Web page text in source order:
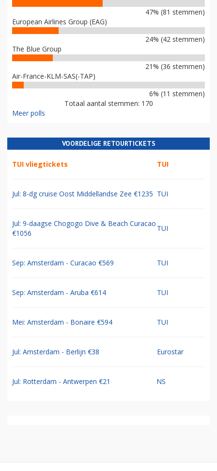
47% (81 stemmen)
European Airlines Group (EAG)
24% (42 stemmen)
The Blue Group
21% (36 stemmen)
Air-France-KLM-SAS(-TAP)
6% (11 stemmen)
Totaal aantal stemmen: 170
Meer polls
VOORDELIGE RETOURTICKETS
TUI vliegtickets TUI
Jul: 8-dg cruise Oost Middellandse Zee €1235 TUI
Jul: 9-daagse Chogogo Dive & Beach Curacao
€1056
TUI
Sep: Amsterdam - Curacao €569 TUI
Sep: Amsterdam - Aruba €614 TUI
Mei: Amsterdam - Bonaire €594 TUI
Jul: Amsterdam - Berlijn €38 Eurostar
Jul: Rotterdam - Antwerpen €21 NS